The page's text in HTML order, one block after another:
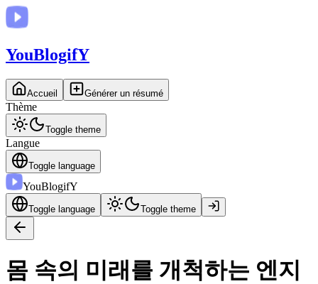
YouBlogifY
Accueil Générer un résumé
Thème
Toggle theme
Langue
Toggle language
YouBlogifY
Toggle language Toggle theme
몸 속의 미래를 개척하는 엔지